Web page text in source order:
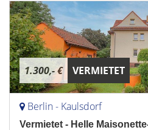
1.300,- € VERMIETET
Berlin - Kaulsdorf
Vermietet - Helle